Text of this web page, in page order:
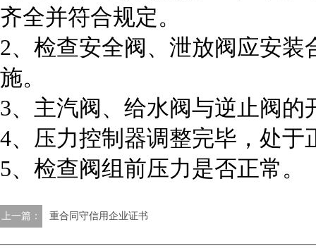
齐全并符合规定。
2、检查安全阀、泄放阀应安
施。
3、主汽阀、给水阀与逆止阀的
4、压力控制器调整完毕，处于
5、检查阀组前压力是否正常。
上一篇： 重合同守信用企业证书